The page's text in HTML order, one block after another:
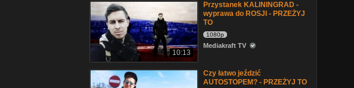
10:13
Przystanek KALININGRAD -
wyprawa do ROSJI - PRZEŻYJ
TO
1080p
Mediakraft TV
Czy łatwo jeździć
AUTOSTOPEM? - PRZEŻYJ TO